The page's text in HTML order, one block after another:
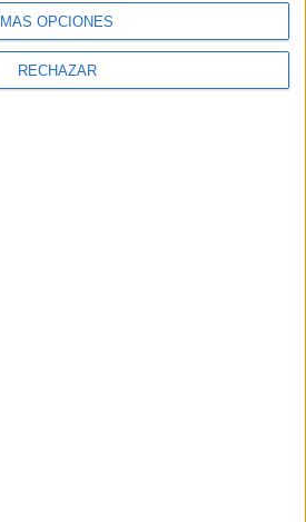
MÁS OPCIONES
RECHAZAR